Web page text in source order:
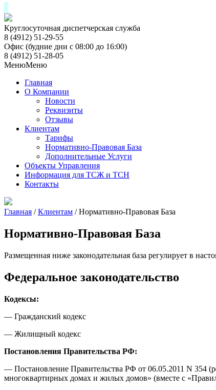
Skip
to
content
Круглосуточная диспетчерская служба
8 (4912) 51-29-55
Офис (будние дни с 08:00 до 16:00)
8 (4912) 51-28-05
МенюМеню
Главная
О Компании
Новости
Реквизиты
Отзывы
Клиентам
Тарифы
Нормативно-Правовая База
Дополнительные Услуги
Объекты Управления
Информация для ТСЖ и ТСН
Контакты
Главная /Клиентам /Нормативно-Правовая База
Нормативно-Правовая База
Размещенная ниже законодательная база регулирует в
Федеральное законодательство
Кодексы:
— Гражданский кодекс
— Жилищный кодекс
Постановления Правительства РФ:
— Постановление Правительства РФ от 06.05.2011 N 354
многоквартирных домах и жилых домов» (вместе с